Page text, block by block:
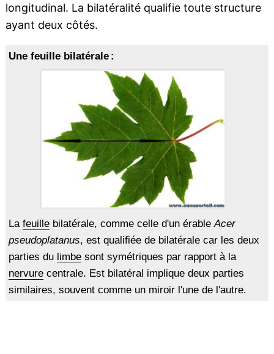
longitudinal. La bilatéralité qualifie toute structure
ayant deux côtés.
Une feuille bilatérale :
La feuillebilatérale, comme celle d'un érableAcer
pseudoplatanus, est qualifiée de bilatérale car les deux
parties du limbesont symétriques par rapport à la
nervurecentrale. Est bilatéral implique deux parties
similaires, souvent comme un miroir l'une de l'autre.